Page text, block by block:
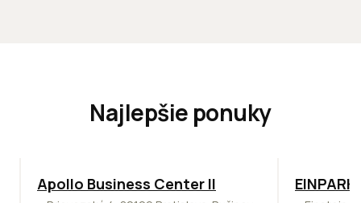
Najlepšie ponuky
TOP NOVINKA ODPORÚČAME
Apollo Business Center II TOP